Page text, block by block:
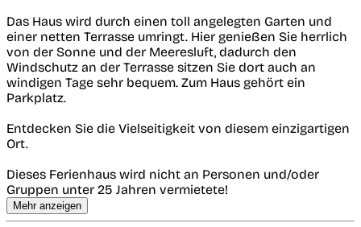
Das Haus wird durch einen toll angelegten Garten und
einer netten Terrasse umringt. Hier genießen Sie herrlich
von der Sonne und der Meeresluft, dadurch den
Windschutz an der Terrasse sitzen Sie dort auch an
windigen Tage sehr bequem. Zum Haus gehört ein
Parkplatz.
Entdecken Sie die Vielseitigkeit von diesem einzigartigen
Ort.
Dieses Ferienhaus wird nicht an Personen und/oder
Gruppen unter 25 Jahren vermietete!
Mehr anzeigen